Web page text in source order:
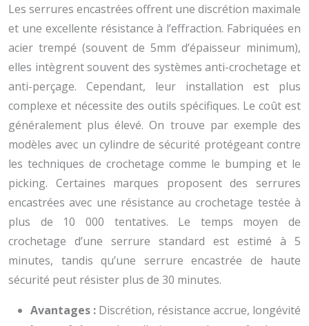
Les serrures encastrées offrent une discrétion maximale
et une excellente résistance à l’effraction. Fabriquées en
acier trempé (souvent de 5mm d’épaisseur minimum),
elles intègrent souvent des systèmes anti-crochetage et
anti-perçage. Cependant, leur installation est plus
complexe et nécessite des outils spécifiques. Le coût est
généralement plus élevé. On trouve par exemple des
modèles avec un cylindre de sécurité protégeant contre
les techniques de crochetage comme le bumping et le
picking. Certaines marques proposent des serrures
encastrées avec une résistance au crochetage testée à
plus de 10 000 tentatives. Le temps moyen de
crochetage d’une serrure standard est estimé à 5
minutes, tandis qu’une serrure encastrée de haute
sécurité peut résister plus de 30 minutes.
Avantages : Discrétion, résistance accrue, longévité